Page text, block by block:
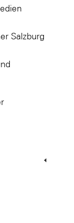
Salzburg